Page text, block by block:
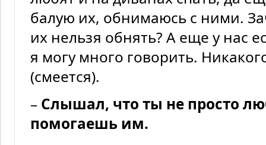
балую их, обнимаюсь с ними.
их нельзя обнять? А еще у нас
я могу много говорить.
(смеется).
– Слышал, что ты не просто
помогаешь им.